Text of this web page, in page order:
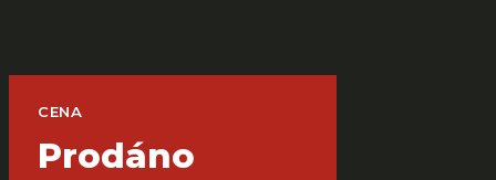
CENA
Prodáno